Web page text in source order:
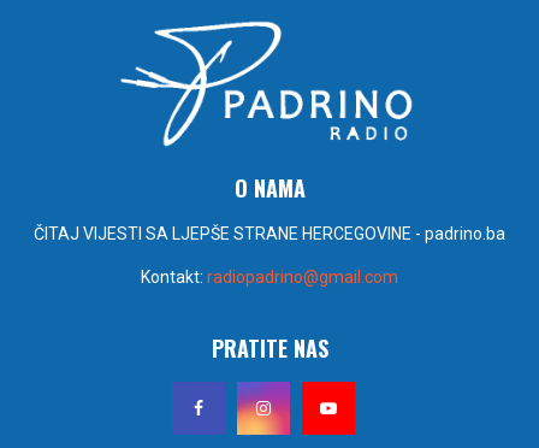
O NAMA
ČITAJ VIJESTI SA LJEPŠE STRANE HERCEGOVINE - padrino.ba
Kontakt: radiopadrino@gmail.com
PRATITE NAS